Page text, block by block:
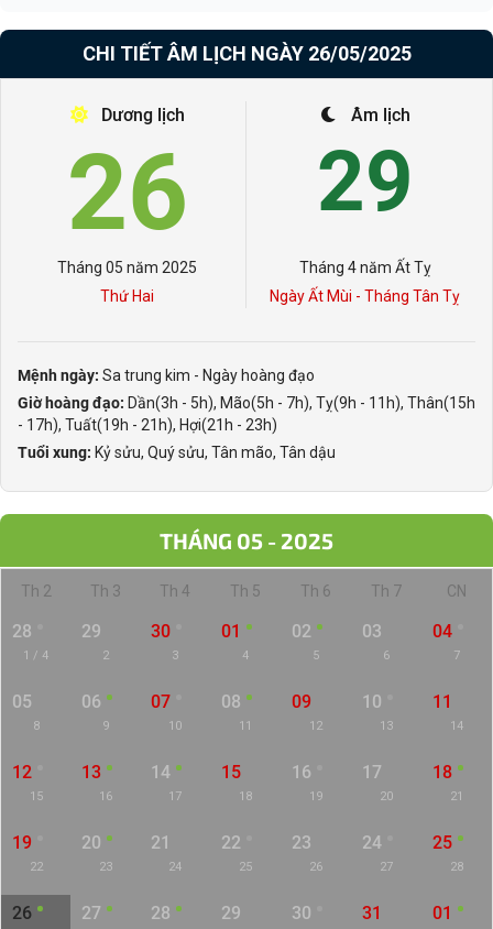
CHI TIẾT ÂM LỊCH NGÀY 26/05/2025
Dương lịch
26
Tháng 05 năm 2025
Thứ Hai
Âm lịch
29
Tháng 4 năm Ất Tỵ
Ngày Ất Mùi - Tháng Tân Tỵ
Mệnh ngày: Sa trung kim - Ngày hoàng đạo
Giờ hoàng đạo: Dần(3h - 5h), Mão(5h - 7h), Tỵ(9h - 11h), Thân(15h
- 17h), Tuất(19h - 21h), Hợi(21h - 23h)
Tuổi xung: Kỷ sửu, Quý sửu, Tân mão, Tân dậu
THÁNG 05 - 2025
Th 2 Th 3 Th 4 Th 5 Th 6 Th 7 CN
28
1 / 4
29
2
30
3
01
4
02
5
03
6
04
7
05
8
06
9
07
10
08
11
09
12
10
13
11
14
12
15
13
16
14
17
15
18
16
19
17
20
18
21
19
22
20
23
21
24
22
25
23
26
24
27
25
28
26 27 28 29 30 31 01